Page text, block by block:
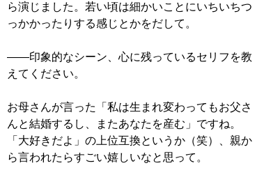
ら演じました。若い頃は細かいことにいちいちつ
っかかったりする感じとかをだして。
――印象的なシーン、心に残っているセリフを教
えてください。
お母さんが言った「私は生まれ変わってもお父さ
んと結婚するし、またあなたを産む」ですね。
「大好きだよ」の上位互換というか（笑）、親か
ら言われたらすごい嬉しいなと思って。